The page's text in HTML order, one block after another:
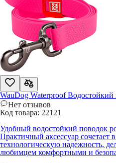
WauDog Waterproof Водостойкий
Нет отзывов
Код товара: 22121
Удобный водостойкий поводок
Практичный аксессуар сочетает
технологическую надежность,
любимцем комфортными и